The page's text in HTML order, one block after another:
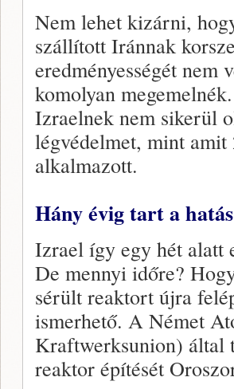
Nem lehet kizárni,
szállított Iránnak
eredményességét nem
komolyan
Izraelnek nem sikerül
légvédelmet, mint
alkalmazott.
Hány évig tart a
Izrael így egy hét alatt
De mennyi időre?
sérült reaktort újra
ismerhető. A Német
Kraftwerksunion) által
reaktor építését